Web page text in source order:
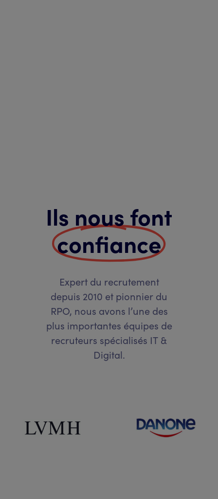
Ils nous font
confiance
Expert du recrutement
depuis 2010 et pionnier du
RPO, nous avons l’une des
plus importantes équipes de
recruteurs spécialisés IT &
Digital.